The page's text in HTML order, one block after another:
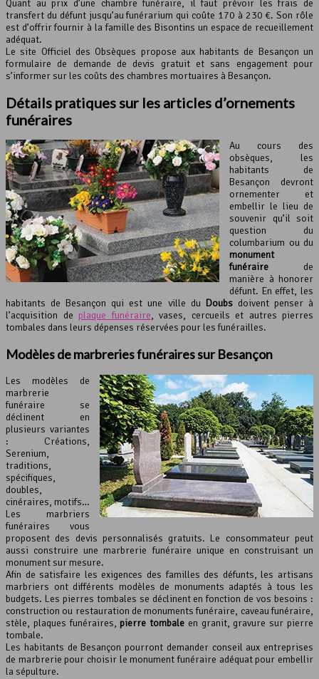
Quant au prix d’une chambre funéraire, il faut prévoir les frais de
transfert du défunt jusqu’au funérarium qui coûte 170 à 230 €. Son rôle
est d’offrir fournir à la famille des Bisontins un espace de recueillement
adéquat.
Le site Officiel des Obsèques propose aux habitants de Besançon un
formulaire de demande de devis gratuit et sans engagement pour
s’informer sur les coûts des chambres mortuaires à Besançon.
Détails pratiques sur les articles d’ornements
funéraires
Au cours des
obsèques, les
habitants de
Besançon devront
ornementer et
embellir le lieu de
souvenir qu’il soit
question du
columbarium ou du
monument
funéraire de
manière à honorer
défunt. En effet, les
habitants de Besançon qui est une ville duDoubs doivent penser à
l’acquisition de plaque funéraire, vases, cercueils et autres pierres
tombales dans leurs dépenses réservées pour les funérailles.
Modèles de marbreries funéraires sur Besançon
Les modèles de
marbrerie
funéraire se
déclinent en
plusieurs variantes
: Créations,
Serenium,
traditions,
spécifiques,
doubles,
cinéraires, motifs…
Les marbriers
funéraires vous
proposent des devis personnalisés gratuits. Le consommateur peut
aussi construire une marbrerie funéraire unique en construisant un
monument sur mesure.
Afin de satisfaire les exigences des familles des défunts, les artisans
marbriers ont différents modèles de monuments adaptés à tous les
budgets. Les pierres tombales se déclinent en fonction de vos besoins :
construction ou restauration de monuments funéraire, caveau funéraire,
stèle, plaques funéraires, pierre tombale en granit, gravure sur pierre
tombale.
Les habitants de Besançon pourront demander conseil aux entreprises
de marbrerie pour choisir le monument funéraire adéquat pour embellir
la sépulture.